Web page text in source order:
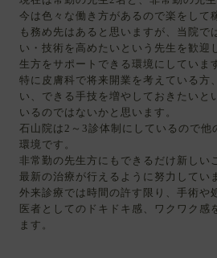
今は色々な働き方があるので楽をして
も務め先はあると思いますが、当院で
い・技術を高めたいという先生を歓迎
生方をサポートできる環境にしていま
特に皮膚科で将来開業を考えている方
い、できる手技を増やしておきたいと
いるのではないかと思います。
石山院は2～3診体制にしているので他
環境です。
非常勤の先生方にもできるだけ新しい
最新の治療が行えるように努力してい
外来診療では時間の許す限り、手術や
医者としてのドキドキ感、ワクワク感
ます。